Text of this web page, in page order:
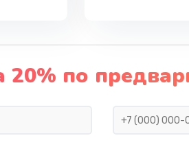
20% по